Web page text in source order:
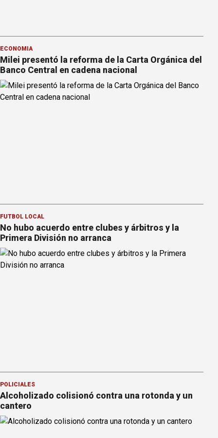
ECONOMÍA
Milei presentó la reforma de la Carta Orgánica del
Banco Central en cadena nacional
FÚTBOL LOCAL
No hubo acuerdo entre clubes y árbitros y la
Primera División no arranca
POLICIALES
Alcoholizado colisionó contra una rotonda y un
cantero